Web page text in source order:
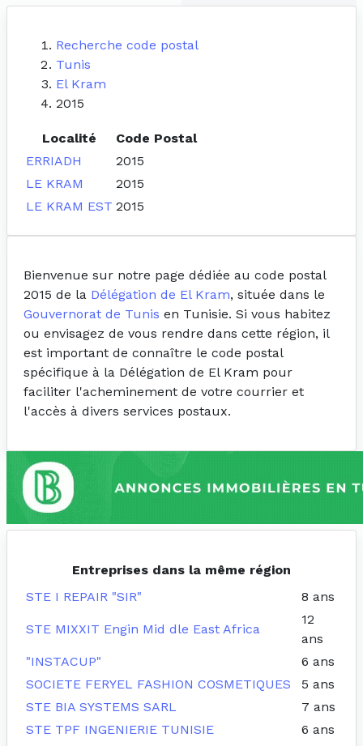
Recherche code postal
Tunis
El Kram
2015
Localité
Code Postal
ERRIADH
2015
LE KRAM
2015
LE KRAM EST 2015
Bienvenue sur notre page dédiée au code postal
2015 de la Délégation de El Kram, située dans le
Gouvernorat de Tunis en Tunisie. Si vous habitez
ou envisagez de vous rendre dans cette région, il
est important de connaître le code postal
spécifique à la Délégation de El Kram pour
faciliter l'acheminement de votre courrier et
l'accès à divers services postaux.
Entreprises dans la même région
STE I REPAIR "SIR"
8 ans
STE MIXXIT Engin Mid dle East Africa
12
ans
"INSTACUP"
6 ans
SOCIETE FERYEL FASHION COSMETIQUES
5 ans
STE BIA SYSTEMS SARL
7 ans
STE TPF INGENIERIE TUNISIE
6 ans